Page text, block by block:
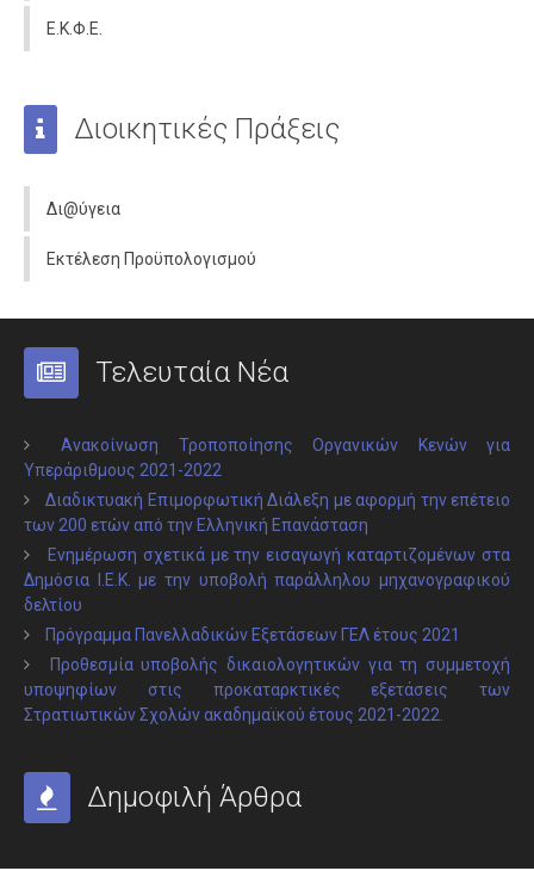
Ε.Κ.Φ.Ε.
Διοικητικές Πράξεις
Δι@ύγεια
Εκτέλεση Προϋπολογισμού
Τελευταία Νέα
Ανακοίνωση Τροποποίησης Οργανικών Κενών για
Υπεράριθμους 2021-2022
Διαδικτυακή Επιμορφωτική Διάλεξη με αφορμή την επέτειο
των 200 ετών από την Ελληνική Επανάσταση
Ενημέρωση σχετικά με την εισαγωγή καταρτιζομένων στα
Δημόσια Ι.Ε.Κ. με την υποβολή παράλληλου μηχανογραφικού
δελτίου
Πρόγραμμα Πανελλαδικών Εξετάσεων ΓΕΛ έτους 2021
Προθεσμία υποβολής δικαιολογητικών για τη συμμετοχή
υποψηφίων στις προκαταρκτικές εξετάσεις των
Στρατιωτικών Σχολών ακαδημαϊκού έτους 2021-2022.
Δημοφιλή Άρθρα